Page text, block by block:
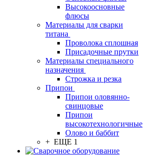
Высокоосновные
флюсы
Материалы для сварки
титана
Проволока сплошная
Присадочные прутки
Материалы специального
назначения
Строжка и резка
Припои
Припои оловянно-
свинцовые
Припои
высокотехнологичные
Олово и баббит
+ ЕЩЕ 1